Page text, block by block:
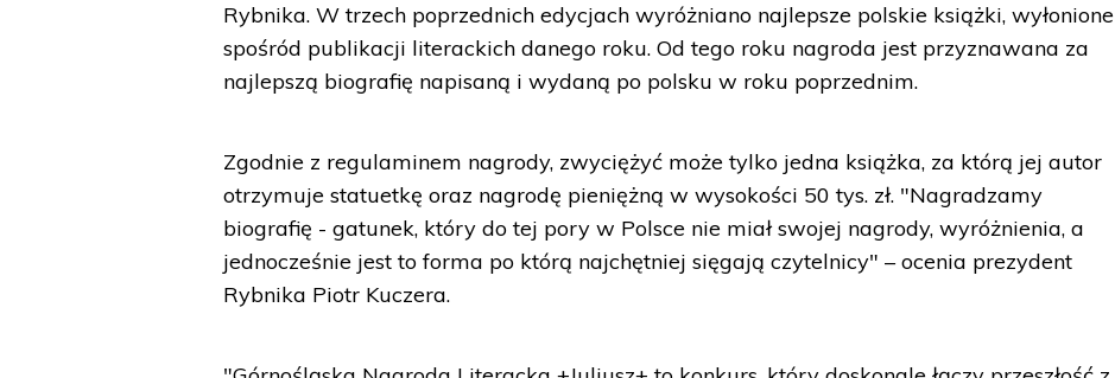
Rybnika. W trzech poprzednich edycjach wyróżniano najlepsze polskie książki, wyłonione
spośród publikacji literackich danego roku. Od tego roku nagroda jest przyznawana za
najlepszą biografię napisaną i wydaną po polsku w roku poprzednim.
Zgodnie z regulaminem nagrody, zwyciężyć może tylko jedna książka, za którą jej autor
otrzymuje statuetkę oraz nagrodę pieniężną w wysokości 50 tys. zł. "Nagradzamy
biografię - gatunek, który do tej pory w Polsce nie miał swojej nagrody, wyróżnienia, a
jednocześnie jest to forma po którą najchętniej sięgają czytelnicy" – ocenia prezydent
Rybnika Piotr Kuczera.